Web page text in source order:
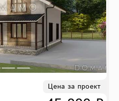
Цена за проект